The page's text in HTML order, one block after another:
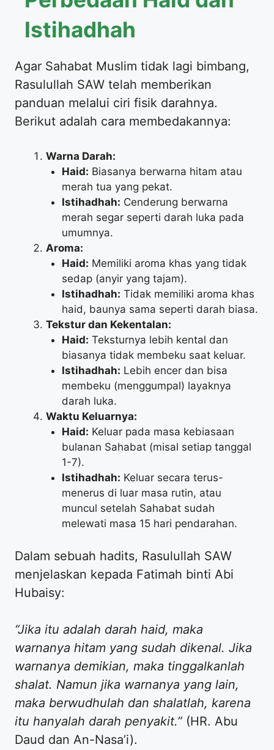
Istihadhah
​Agar Sahabat Muslim tidak lagi bimbang,
Rasulullah SAW telah memberikan
panduan melalui ciri fisik darahnya.
Berikut adalah cara membedakannya:
Warna Darah:
Haid: Biasanya berwarna hitam atau
merah tua yang pekat.
Istihadhah: Cenderung berwarna
merah segar seperti darah luka pada
umumnya.
Aroma:
Haid: Memiliki aroma khas yang tidak
sedap (anyir yang tajam).
Istihadhah: Tidak memiliki aroma khas
haid, baunya sama seperti darah biasa.
Tekstur dan Kekentalan:
Haid: Teksturnya lebih kental dan
biasanya tidak membeku saat keluar.
Istihadhah: Lebih encer dan bisa
membeku (menggumpal) layaknya
darah luka.
Waktu Keluarnya:
Haid: Keluar pada masa kebiasaan
bulanan Sahabat (misal setiap tanggal
1-7).
Istihadhah: Keluar secara terus-
menerus di luar masa rutin, atau
muncul setelah Sahabat sudah
melewati masa 15 hari pendarahan.
​Dalam sebuah hadits, Rasulullah SAW
menjelaskan kepada Fatimah binti Abi
Hubaisy:
“Jika itu adalah darah haid, maka
warnanya hitam yang sudah dikenal. Jika
warnanya demikian, maka tinggalkanlah
shalat. Namun jika warnanya yang lain,
maka berwudhulah dan shalatlah, karena
itu hanyalah darah penyakit.” (HR. Abu
Daud dan An-Nasa’i).